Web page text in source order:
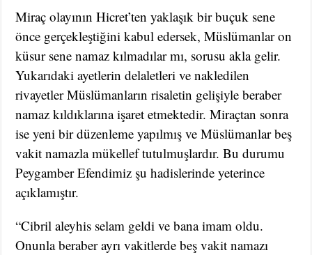
Miraç olayının Hicret’ten yaklaşık bir buçuk sene
önce gerçekleştiğini kabul edersek, Müslümanlar on
küsur sene namaz kılmadılar mı, sorusu akla gelir.
Yukarıdaki ayetlerin delaletleri ve nakledilen
rivayetler Müslümanların risaletin gelişiyle beraber
namaz kıldıklarına işaret etmektedir. Miraçtan sonra
ise yeni bir düzenleme yapılmış ve Müslümanlar beş
vakit namazla mükellef tutulmuşlardır. Bu durumu
Peygamber Efendimiz şu hadislerinde yeterince
açıklamıştır.
“Cibril aleyhis selam geldi ve bana imam oldu.
Onunla beraber ayrı vakitlerde beş vakit namazı